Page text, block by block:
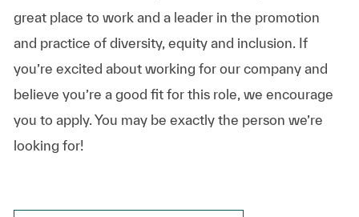
great place to work and a leader in the promotion
and practice of diversity, equity and inclusion. If
you’re excited about working for our company and
believe you’re a good fit for this role, we encourage
you to apply. You may be exactly the person we’re
looking for!